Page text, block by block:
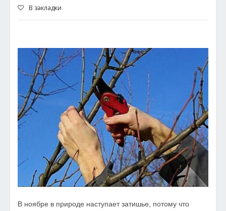
В закладки
В ноябре в природе наступает затишье, потому что